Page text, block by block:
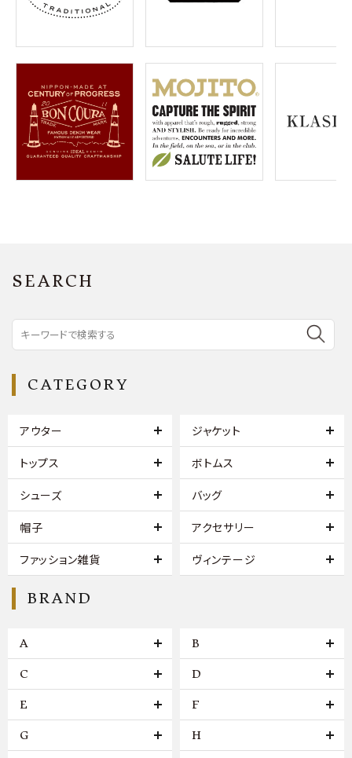
OFFICIAL WEB SITE
meeting_room ログイン 会員登録
SEARCH
CATEGORY
アウター ジャケット
トップス ボトムス
シューズ バッグ
帽子 アクセサリー
ファッション雑貨 ヴィンテージ
BRAND
A B
C D
E F
G H